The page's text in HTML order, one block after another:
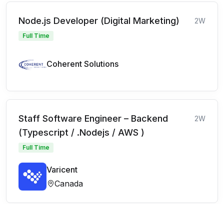
Node.js Developer (Digital Marketing) 2W
Full Time
Coherent Solutions
Staff Software Engineer – Backend
(Typescript / .Nodejs / AWS )
2W
Full Time
Varicent
Canada